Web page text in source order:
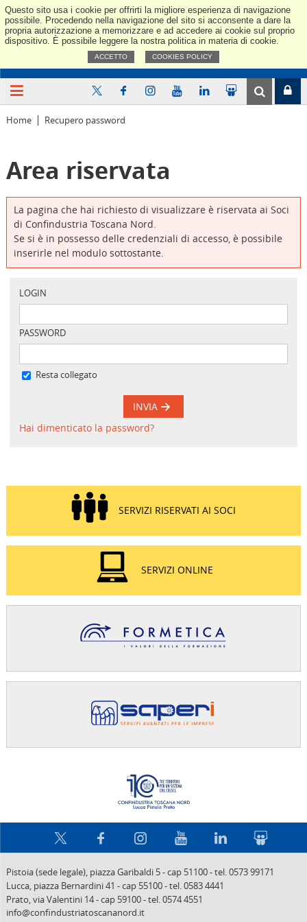
Questo sito usa i cookie per offrirti la migliore esperienza di navigazione
possibile. Procedendo nella navigazione del sito si acconsente a dare la
propria autorizzazione a memorizzare e ad accedere ai cookie sul proprio
dispositivo. È possibile leggere la nostra politica in materia di cookie.
ACCETTO COOKIES POLICY
Home Recupero password
Area riservata
La pagina che hai richiesto di visualizzare è riservata ai Soci
di Confindustria Toscana Nord.
Se si è in possesso delle credenziali di accesso, è possibile
inserirle nel modulo sottostante.
LOGIN
PASSWORD
Resta collegato
INVIA
Hai dimenticato la password?
SERVIZI RISERVATI AI SOCI
SERVIZI ONLINE
Pistoia (sede legale), piazza Garibaldi 5-cap 51100-tel. 0573 99171
Lucca, piazza Bernardini 41 -cap 55100-tel. 0583 4441
Prato,via Valentini 14-cap 59100-tel. 0574 4551
info@confindustriatoscananord.it